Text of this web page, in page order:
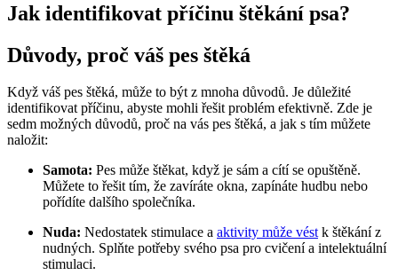
Jak identifikovat příčinu štěkání psa?
Důvody, proč váš pes štěká
Když váš pes štěká, může to být z mnoha důvodů. Je důležité
identifikovat příčinu, abyste mohli řešit problém efektivně. Zde je
sedm možných důvodů, proč na vás pes štěká, a jak s tím můžete
naložit:
Samota: Pes může štěkat, když je sám a cítí se opuštěně.
Můžete to řešit tím, že zavíráte okna, zapínáte hudbu nebo
pořídíte dalšího společníka.
Nuda: Nedostatek stimulace a aktivity může véstk štěkání z
nudných. Splňte potřeby svého psa pro cvičení a intelektuální
stimulaci.